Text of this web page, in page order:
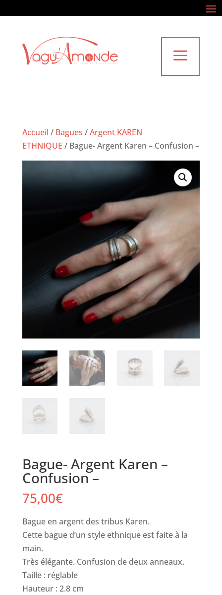
a
Accueil / Bagues /Argent KAREN
ETHNIQUE / Bague- Argent Karen – Confusion –
Bague- Argent Karen –
Confusion –
75,00€
Bague en argent des tribus Karen.
Cette bague d’un style ethnique est faite à la
main.
Très élégante. Confusion de deux anneaux.
Taille : réglable
Hauteur : 2.8 cm